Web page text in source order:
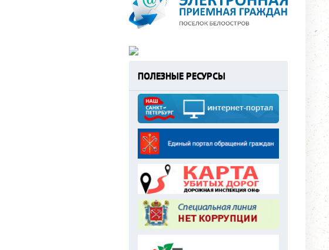
ПОЛЕЗНЫЕ РЕСУРСЫ